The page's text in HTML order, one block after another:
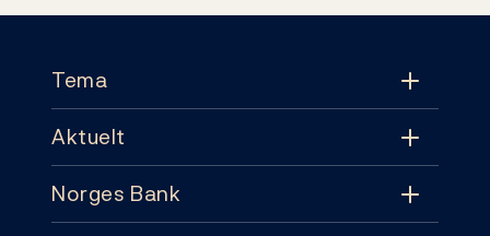
Tema
Tema
Pengepolitikk
Aktuelt
Aktuelt
Norges Bank